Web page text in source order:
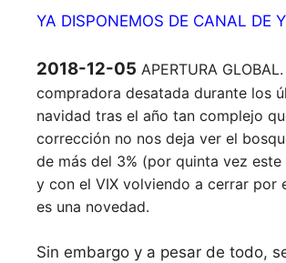
YA DISPONEMOS DE CANAL DE
2018-12-05 APERTURA
compradora desatada durante los
navidad tras el año tan complejo
corrección no nos deja ver el
de más del 3% (por quinta vez
y con el VIX volviendo a cerrar por
es una novedad.
Sin embargo y a pesar de todo,